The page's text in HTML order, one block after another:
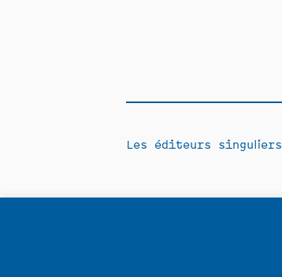
Les éditeurs singuliers